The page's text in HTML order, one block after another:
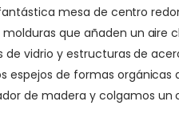
mesa de centro
que añaden un aire
vidrio y estructuras de
de formas
de madera y colgamos